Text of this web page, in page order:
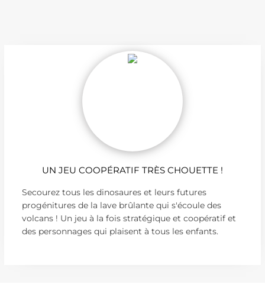
UN JEU COOPÉRATIF TRÈS CHOUETTE !
Secourez tous les dinosaures et leurs futures
progénitures de la lave brûlante qui s'écoule des
volcans ! Un jeu à la fois stratégique et coopératif et
des personnages qui plaisent à tous les enfants.